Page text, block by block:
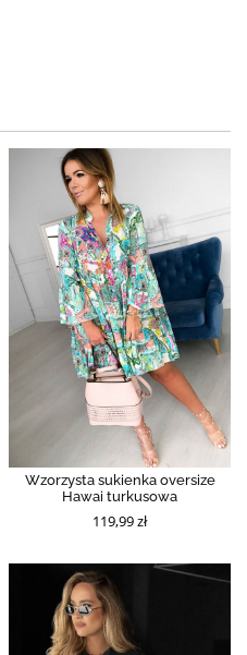
Wzorzysta sukienka oversize
Hawai turkusowa
119,99 zł